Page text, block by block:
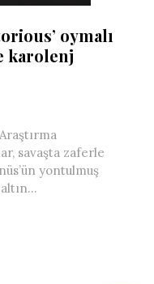
oymalı
karolenj
savaşta zaferle
yontulmuş